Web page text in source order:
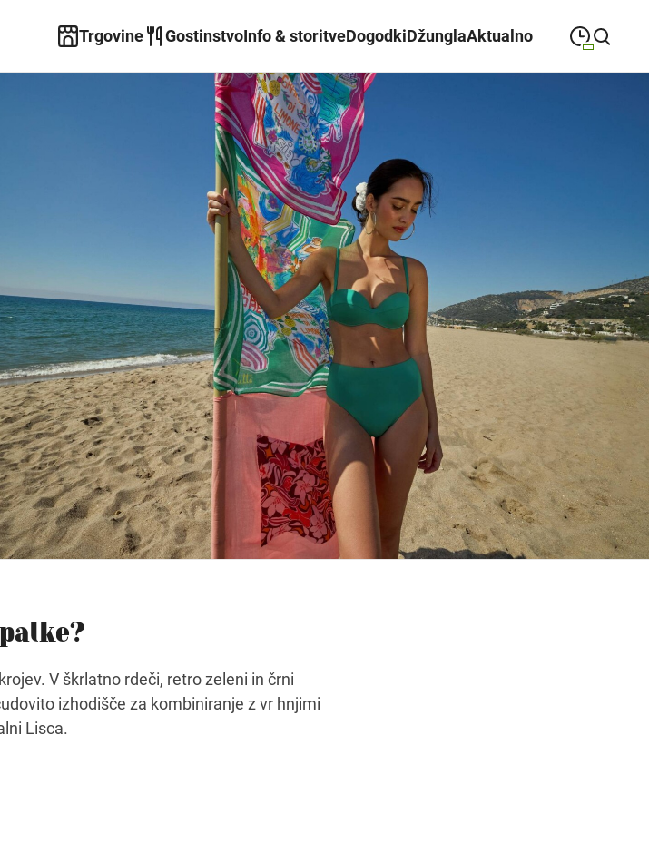
Trgovine GostinstvoInfo & storitveDogodkiDžunglaAktualno
Close search
torek
sreda
SREDA
četrtek
petek
PETEK 09:00—21:00
sobota
SOBOTA 08:00—21:00
Redni in praznični odpiralni
čas
Navodila za pot
V škrlatno rdeči, retro zeleni in črni
izhodišče za kombiniranje z vr hnjimi
Lisca.